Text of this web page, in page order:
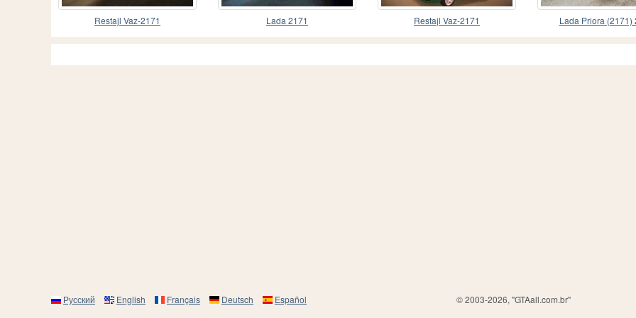
Restajl Vaz-2171 Lada 2171 Restajl Vaz-2171 Lada Priora (2171)
Русский English Français Deutsch Español
© 2003-2026, "GTAall.com.br"